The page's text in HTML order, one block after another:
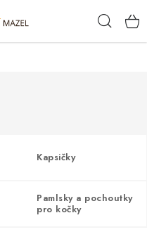
Kapsičky
Pamlsky a pochoutky
pro kočky